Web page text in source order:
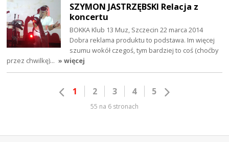
SZYMON JASTRZĘBSKI Relacja z
koncertu
BOKKA Klub 13 Muz, Szczecin 22 marca 2014
Dobra reklama produktu to podstawa. Im więcej
szumu wokół czegoś, tym bardziej to coś (choćby
przez chwilkę)… » więcej
1 2 3 4 5
55 na 6 stronach